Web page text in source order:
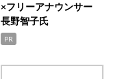
×フリーアナウンサー
長野智子氏
PR